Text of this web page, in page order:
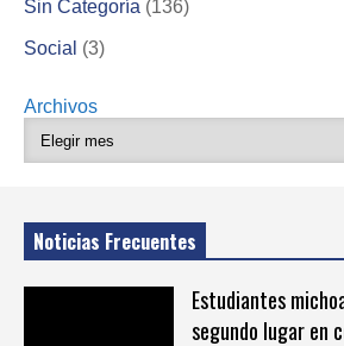
Sin Categoría (136)
Social (3)
Archivos
Noticias Frecuentes
Estudiantes
segundo lugar en